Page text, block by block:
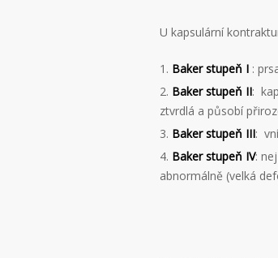
U kapsulární
Baker stupeň I :
Baker stupeň II:
ztvrdlá a působí
Baker stupeň III:
Baker stupeň IV:
abnormálně (velká